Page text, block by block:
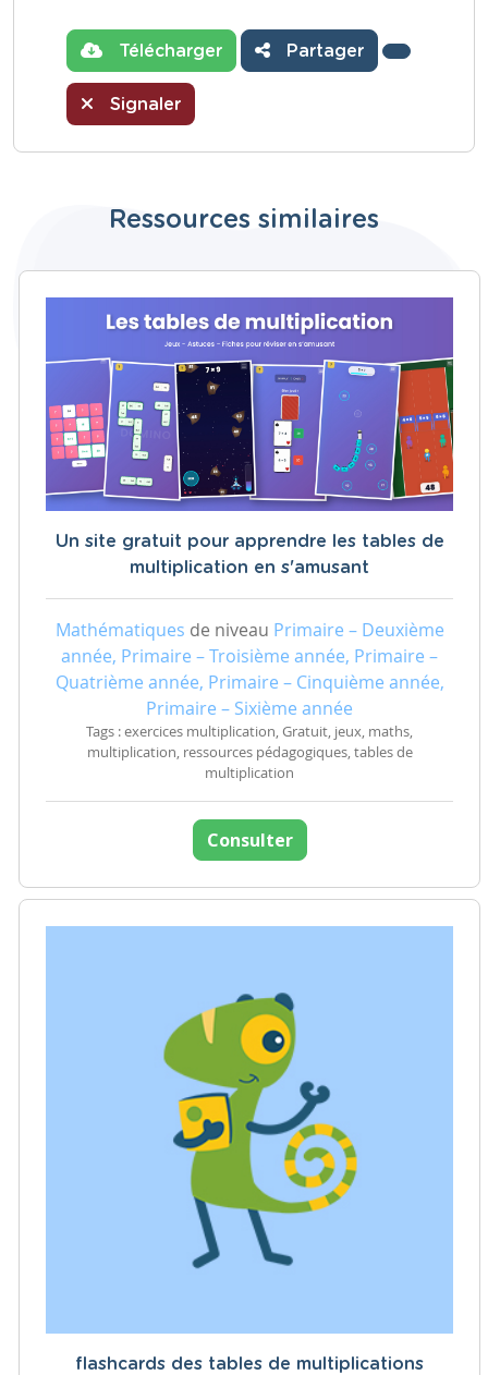
Télécharger Partager
Signaler
Ressources similaires
Un site gratuit pour apprendre les tables de
multiplication en s'amusant
Mathématiques de niveau Primaire – Deuxième
année, Primaire – Troisième année, Primaire –
Quatrième année, Primaire – Cinquième année,
Primaire – Sixième année
Tags : exercices multiplication, Gratuit, jeux, maths,
multiplication, ressources pédagogiques, tables de
multiplication
Consulter
flashcards des tables de multiplications